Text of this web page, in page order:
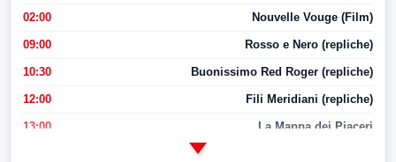
02:00 Nouvelle Vouge (Film)
09:00 Rosso e Nero (repliche)
10:30 Buonissimo Red Roger (repliche)
12:00 Fili Meridiani (repliche)
13:00 La Mappa dei Piaceri